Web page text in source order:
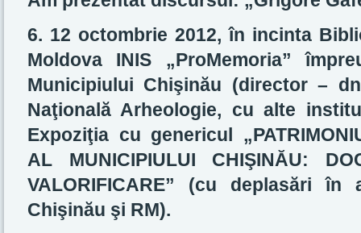
6. 12 octombrie 2012, în incinta
Moldova INIS „ProMemoria”
Municipiului Chişinău (director –
Naţională Arheologie, cu alte
Expoziţia cu genericul
AL MUNICIPIULUI CHIŞINĂU:
VALORIFICARE” (cu deplasări
Chişinău şi RM).